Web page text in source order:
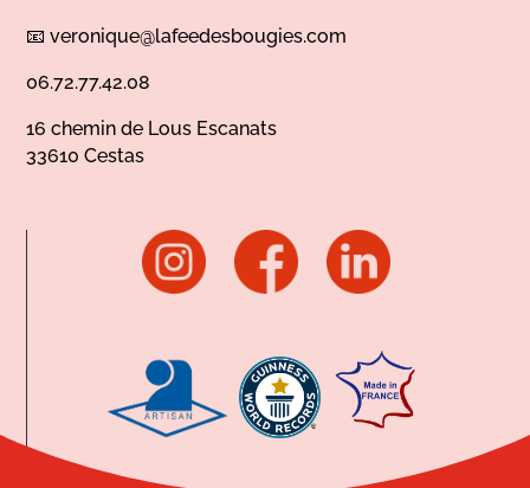
📧veronique@lafeedesbougies.com
06.72.77.42.08
16 chemin de Lous Escanats
33610 Cestas